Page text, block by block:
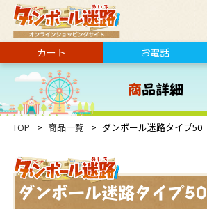
カート お電話
商品詳細
TOP 商品一覧 ダンボール迷路タイプ50
ダンボール迷路タイプ50